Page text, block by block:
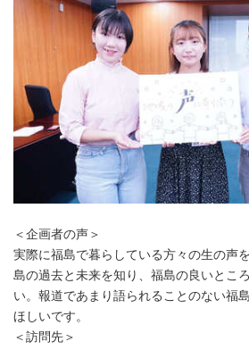
＜企画者の声＞
実際に福島で暮らしている方々の生の声
島の過去と未来を知り、福島の良いとこ
い。報道であまり語られることのない福
ほしいです。
＜訪問先＞